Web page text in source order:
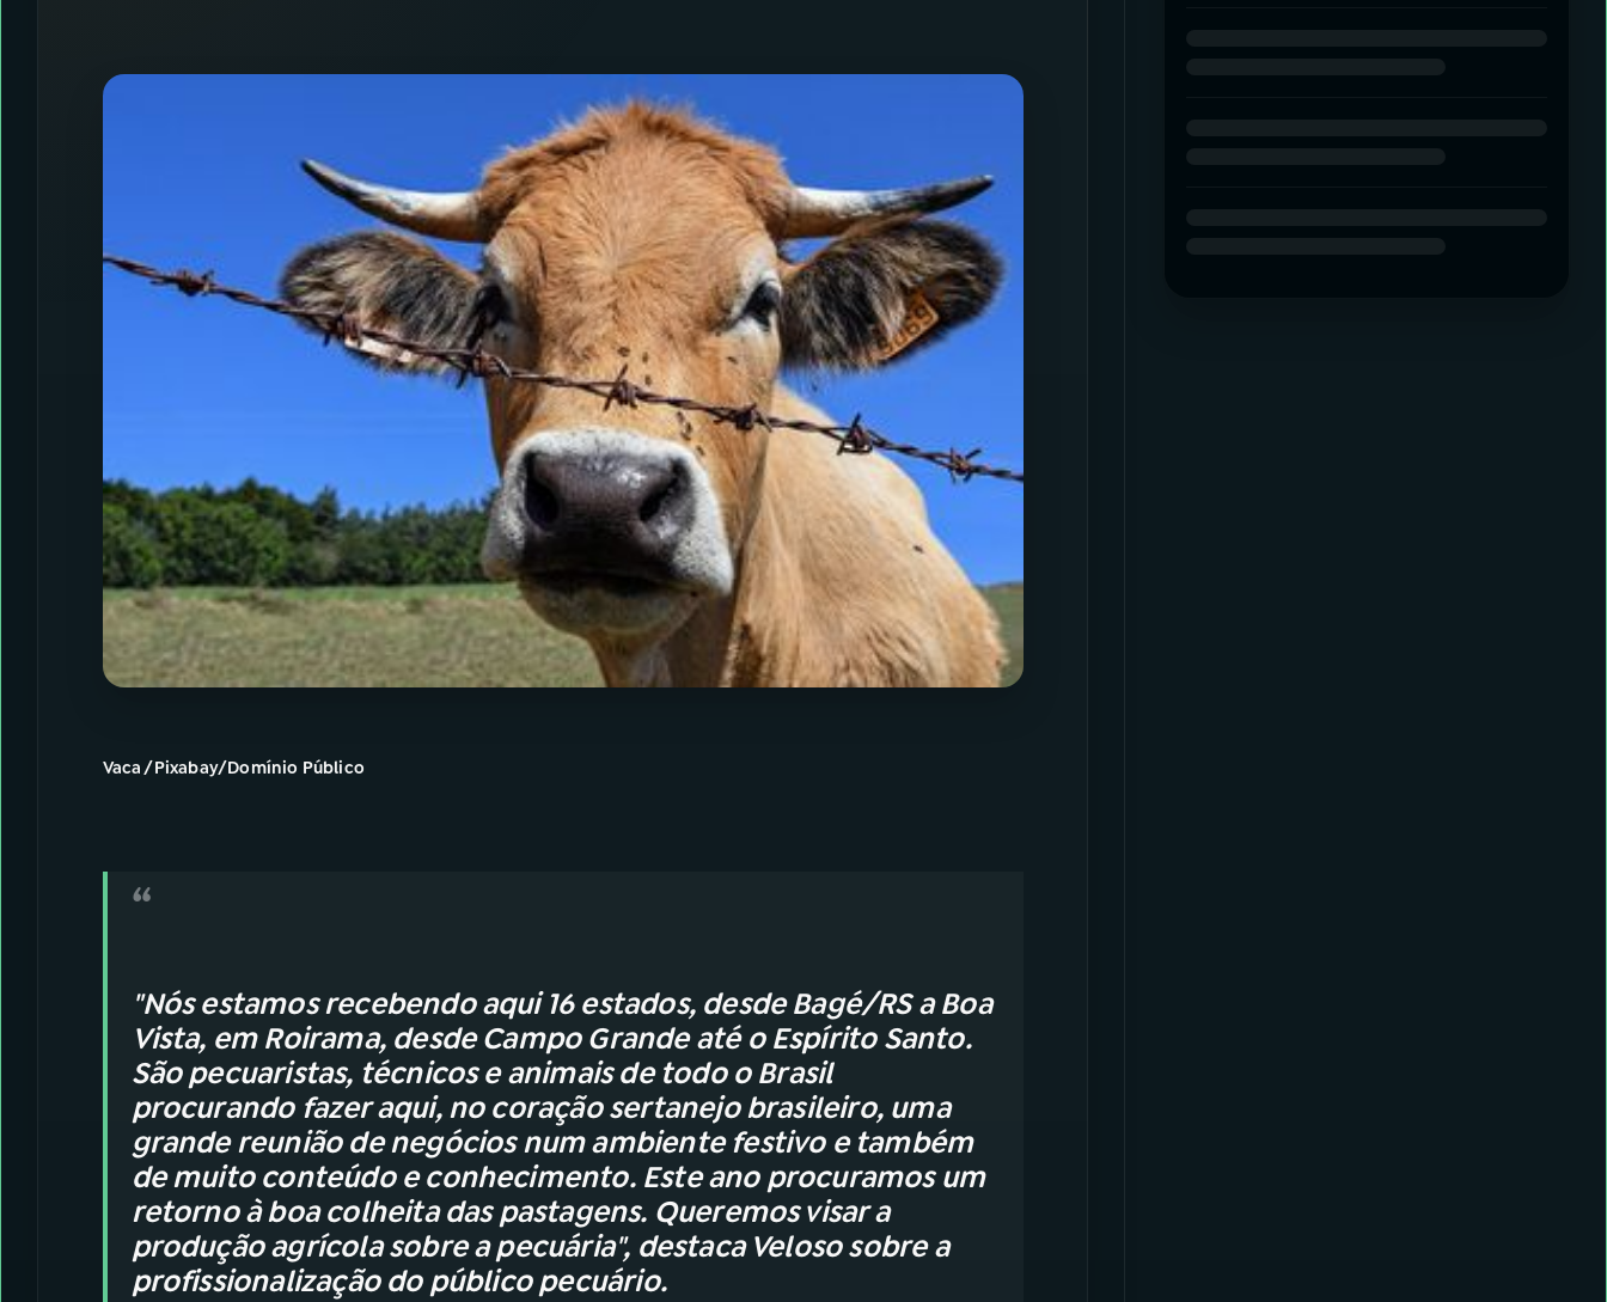
Vaca /Pixabay/Domínio Público
"Nós estamos recebendo aqui 16 estados, desde Bagé/RS a Boa
Vista, em Roirama, desde Campo Grande até o Espírito Santo.
São pecuaristas, técnicos e animais de todo o Brasil
procurando fazer aqui, no coração sertanejo brasileiro, uma
grande reunião de negócios num ambiente festivo e também
de muito conteúdo e conhecimento. Este ano procuramos um
retorno à boa colheita das pastagens. Queremos visar a
produção agrícola sobre a pecuária", destaca Veloso sobre a
profissionalização do público pecuário.